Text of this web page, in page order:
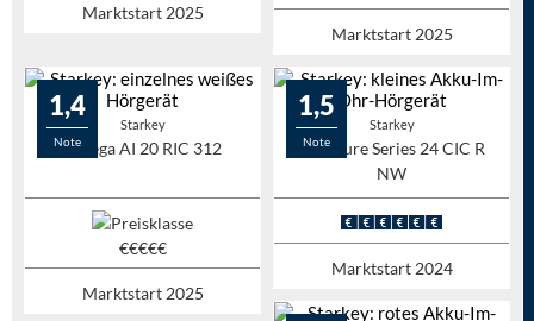
Marktstart 2025
Marktstart 2025
1,4
Note
Starkey
Omega AI 20 RIC 312
Marktstart 2025
1,5
Note
Starkey
Signature Series 24 CIC R
NW
Marktstart 2024